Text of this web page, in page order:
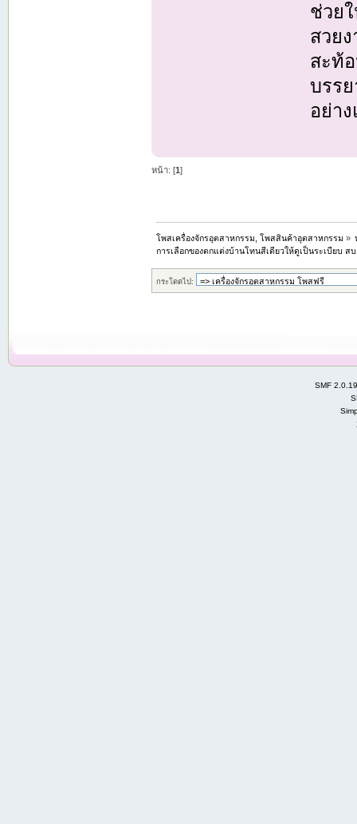
ช่วย
สวย
สะท้
บรร
อย่า
หน้า: [1]
โพสเครื่องจักรอุตสาหกรรม, โพสสินค้าอุตสาหกรรม »
การเลือกของตกแต่งบ้านโทนสีเดียวให้ดูเป็นระเบียบ ส
กระโดดไป:
SMF 2.0.19